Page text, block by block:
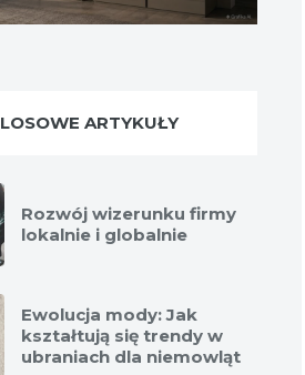
LOSOWE ARTYKUŁY
Rozwój wizerunku firmy
lokalnie i globalnie
Ewolucja mody: Jak
kształtują się trendy w
ubraniach dla niemowląt